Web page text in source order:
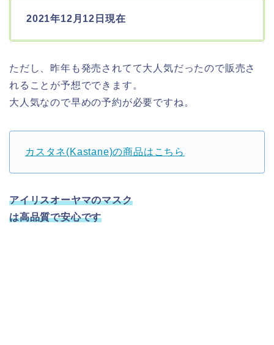
2021年12月12日現在
ただし、昨年も発売されてて大人気だったので販売さ
れることが予想でできます。
大人気なので早めの予約が必要ですね。
カスタネ(Kastane)の商品はこちら
アイリスオーヤマのマスク
は高品質で安心です